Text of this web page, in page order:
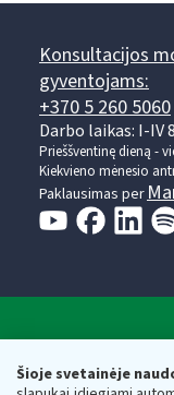
Šioje svetainėje
Konsultacijos
gyventojams:
+370 5 260 5060
Darbo laikas: I-IV
Prieššventinę dieną -
Kiekvieno mėnesio
Paklausimas per
Respublikos